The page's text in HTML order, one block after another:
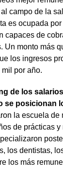
campo de la
es ocupada
capaces de
Un monto más
los ingresos
por año.
de los
se posicionan
la escuela de
de prácticas
los dentistas,
los más